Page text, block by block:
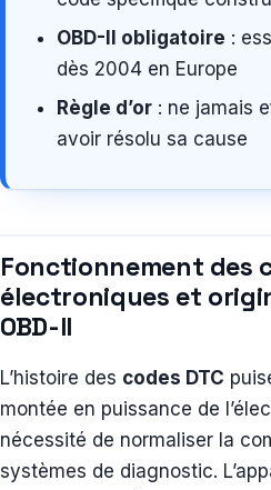
OBD-II obligatoire :
dès 2004 en Europe
Règle d’or : ne jamais
avoir résolu sa cause
Fonctionnement des
électroniques et
OBD-II
L’histoire des codes DTC
montée en puissance de
nécessité de normaliser la
systèmes de diagnostic.